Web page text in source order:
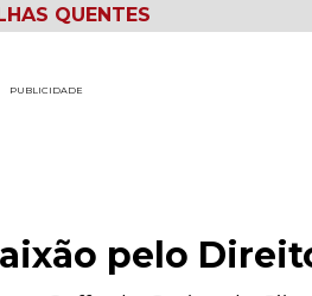
QUENTES
PUBLICIDADE
pelo